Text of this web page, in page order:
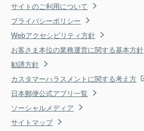
サイトのご利用について
プライバシーポリシー
Webアクセシビリティ方針
お客さま本位の業務運営に関する基本方針
勧誘方針
カスタマーハラスメントに関する考え方
日本郵便公式アプリ一覧
ソーシャルメディア
サイトマップ